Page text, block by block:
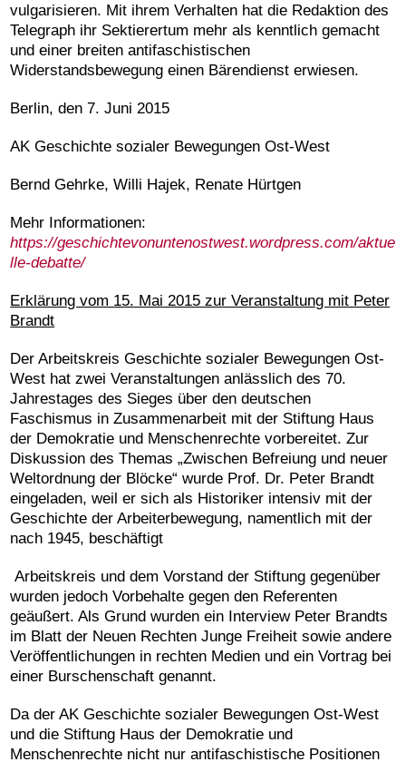
vulgarisieren. Mit ihrem Verhalten hat die Redaktion des
Telegraph ihr Sektierertum mehr als kenntlich gemacht
und einer breiten antifaschistischen
Widerstandsbewegung einen Bärendienst erwiesen.
Berlin, den 7. Juni 2015
AK Geschichte sozialer Bewegungen Ost-West
Bernd Gehrke, Willi Hajek, Renate Hürtgen
Mehr Informationen:
https://geschichtevonuntenostwest.wordpress.com/aktue
lle-debatte/
Erklärung vom 15. Mai 2015 zur Veranstaltung mit Peter
Brandt
Der Arbeitskreis Geschichte sozialer Bewegungen Ost-
West hat zwei Veranstaltungen anlässlich des 70.
Jahrestages des Sieges über den deutschen
Faschismus in Zusammenarbeit mit der Stiftung Haus
der Demokratie und Menschenrechte vorbereitet. Zur
Diskussion des Themas „Zwischen Befreiung und neuer
Weltordnung der Blöcke“ wurde Prof. Dr. Peter Brandt
eingeladen, weil er sich als Historiker intensiv mit der
Geschichte der Arbeiterbewegung, namentlich mit der
nach 1945, beschäftigt
Arbeitskreis und dem Vorstand der Stiftung gegenüber
wurden jedoch Vorbehalte gegen den Referenten
geäußert. Als Grund wurden ein Interview Peter Brandts
im Blatt der Neuen Rechten Junge Freiheit sowie andere
Veröffentlichungen in rechten Medien und ein Vortrag bei
einer Burschenschaft genannt.
Da der AK Geschichte sozialer Bewegungen Ost-West
und die Stiftung Haus der Demokratie und
Menschenrechte nicht nur antifaschistische Positionen